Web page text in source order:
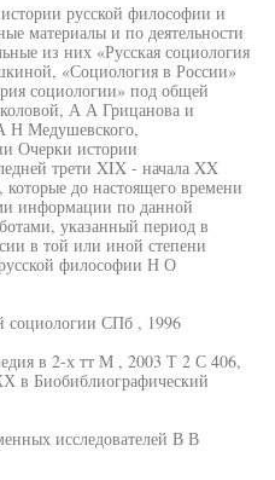
русской философии и
материалы и по деятельности
из них «Русская социология
«Социология в России»
социологии» под общей
А А Грицанова и
Н Медушевского,
Очерки истории
трети XIX - начала XX
до настоящего времени
информации по данной
указанный период в
в той или иной степени
русской философии Н О
социологии СПб , 1996
в 2-х тт М , 2003 Т 2 С 406,
в Биобиблиографический
исследователей В В